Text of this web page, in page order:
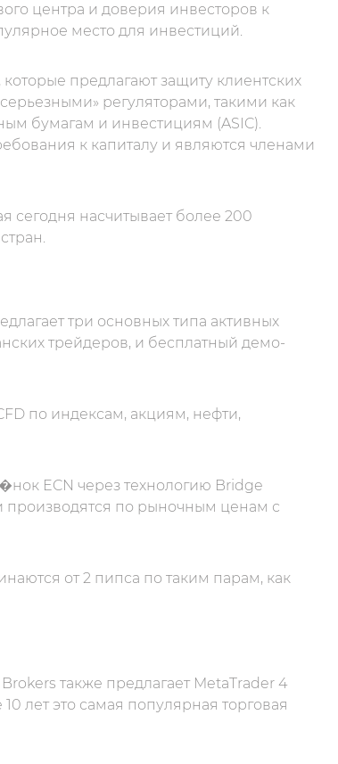
центра и доверия инвесторов к
место для инвестиций.
предлагают защиту клиентских
регуляторами, такими как
бумагам и инвестициям (ASIC).
к капиталу и являются членами
сегодня насчитывает более 200
три основных типа активных
трейдеров, и бесплатный демо-
по индексам, акциям, нефти,
ECN через технологию Bridge
производятся по рыночным ценам с
от 2 пипса по таким парам, как
также предлагает MetaTrader 4
лет это самая популярная торговая